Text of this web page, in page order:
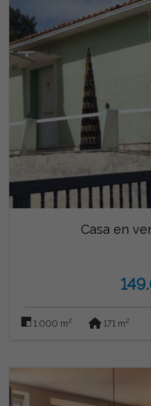
Casa en
1.000 m2 171 m2